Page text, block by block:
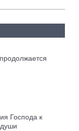
Преображение продолжается